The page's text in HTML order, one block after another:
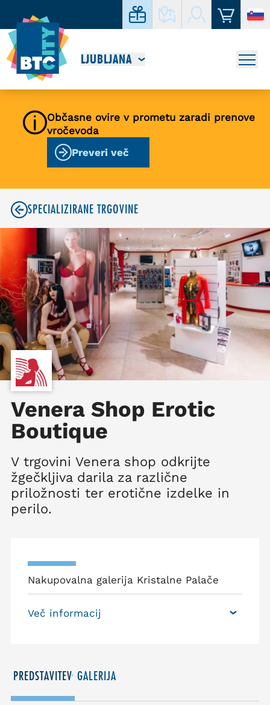
LJUBLJANA
Občasne ovire v prometu zaradi prenove
vročevoda
Preveri več
SPECIALIZIRANE TRGOVINE
Venera Shop Erotic
Boutique
V trgovini Venera shop odkrijte
žgečkljiva darila za različne
priložnosti ter erotične izdelke in
perilo.
Nakupovalna galerija Kristalne Palače
Več informacij
PREDSTAVITEV GALERIJA